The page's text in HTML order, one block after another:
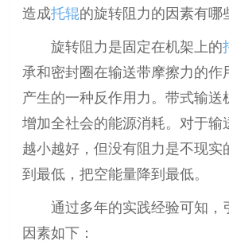
造成托辊的旋转阻力的因素有哪
旋转阻力是固定在机架上的
承和密封圈在输送带摩擦力的作
产生的一种反作用力。带式输送
增加全社会的能源消耗。对于输
越小越好，但没有阻力是不现实
到最低，把空能量降到最低。
通过多年的实践经验可知，
因素如下：